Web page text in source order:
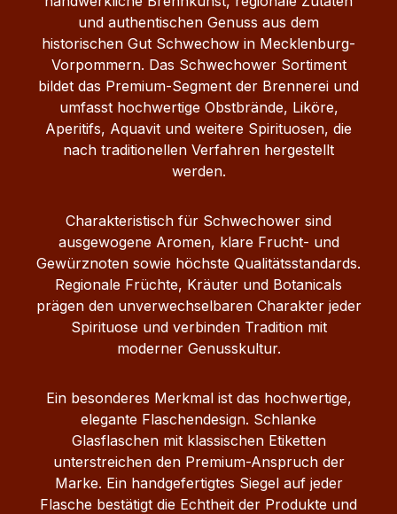
Ob pur, als Digestif oder für gemütliche
Genussmomente – der Schwechower
OBSTLER vereint die Fruchtigkeit von
Birne und Apfel zu einem ausgewogenen
und eleganten Schnaps.
und authentischen Genuss aus dem
historischen Gut Schwechow in Mecklenburg-
Vorpommern. Das Schwechower Sortiment
bildet das Premium-Segment der Brennerei und
umfasst hochwertige Obstbrände, Liköre,
Aperitifs, Aquavit und weitere Spirituosen, die
nach traditionellen Verfahren hergestellt
werden.
Charakteristisch für Schwechower sind
ausgewogene Aromen, klare Frucht- und
Gewürznoten sowie höchste Qualitätsstandards.
Regionale Früchte, Kräuter und Botanicals
prägen den unverwechselbaren Charakter jeder
Spirituose und verbinden Tradition mit
moderner Genusskultur.
Ein besonderes Merkmal ist das hochwertige,
elegante Flaschendesign. Schlanke
Glasflaschen mit klassischen Etiketten
unterstreichen den Premium-Anspruch der
Marke. Ein handgefertigtes Siegel auf jeder
Flasche bestätigt die Echtheit der Produkte und